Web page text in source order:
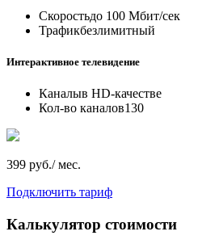
Скоростьдо 100 Мбит/сек
Трафикбезлимитный
Интерактивное телевидение
Каналыв HD-качестве
Кол-во каналов130
399 руб./ мес.
Подключить тариф
Калькулятор стоимости